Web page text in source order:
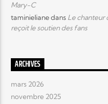
Mary-C
taminielianedans Le chanteur
reçoit le soutien des fans
ARCHIVES
mars 2026
novembre 2025